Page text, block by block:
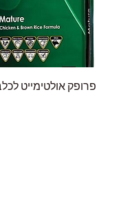
פרופק אולטימייט לכלב